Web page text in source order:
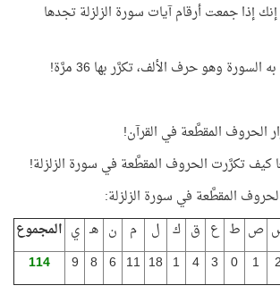
إذا جمعت أرقام آيات سورة الزلزلة تجدها
وهو حرف الألف، تكرَّر بها 36 مرَّة!
كيف تكرَّرت الحروف المقطَّعة في سورة الزلزلة!
المقطَّعة في سورة الزلزلة:
ص ط ع ق ك ل م ن هـ ي المجموع
2
1
0
3
4
1
18
11
6
8
9
114